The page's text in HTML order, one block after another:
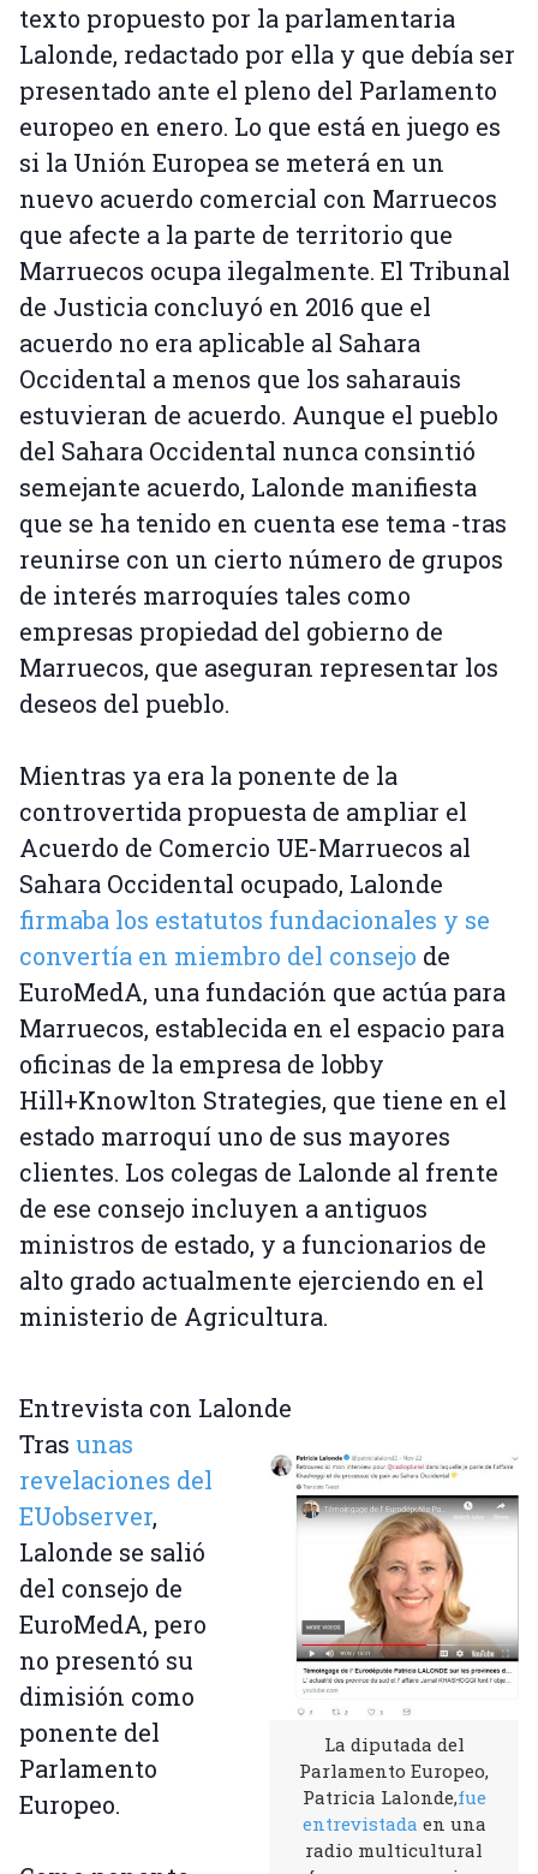
texto propuesto por la parlamentaria
Lalonde, redactado por ella y que debía ser
presentado ante el pleno del Parlamento
europeo en enero. Lo que está en juego es
si la Unión Europea se meterá en un
nuevo acuerdo comercial con Marruecos
que afecte a la parte de territorio que
Marruecos ocupa ilegalmente. El Tribunal
de Justicia concluyó en 2016 que el
acuerdo no era aplicable al Sahara
Occidental a menos que los saharauis
estuvieran de acuerdo. Aunque el pueblo
del Sahara Occidental nunca consintió
semejante acuerdo, Lalonde manifiesta
que se ha tenido en cuenta ese tema -tras
reunirse con un cierto número de grupos
de interés marroquíes tales como
empresas propiedad del gobierno de
Marruecos, que aseguran representar los
deseos del pueblo.
Mientras ya era la ponente de la
controvertida propuesta de ampliar el
Acuerdo de Comercio UE-Marruecos al
Sahara Occidental ocupado, Lalonde
firmaba los estatutos fundacionales y se
convertía en miembro del consejo de
EuroMedA, una fundación que actúa para
Marruecos, establecida en el espacio para
oficinas de la empresa de lobby
Hill+Knowlton Strategies, que tiene en el
estado marroquí uno de sus mayores
clientes. Los colegas de Lalonde al frente
de ese consejo incluyen a antiguos
ministros de estado, y a funcionarios de
alto grado actualmente ejerciendo en el
ministerio de Agricultura.
Entrevista con Lalonde
La diputada del
Parlamento Europeo,
Patricia Lalonde,fue
entrevistada en una
radio multicultural
Tras unas
revelaciones del
EUobserver,
Lalonde se salió
del consejo de
EuroMedA, pero
no presentó su
dimisión como
ponente del
Parlamento
Europeo.